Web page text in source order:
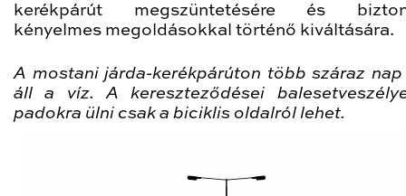
kerékpárút megszüntetésére és
kényelmes megoldásokkal történő kiváltására.
A mostani járda-kerékpárúton több száraz
áll a víz. A kereszteződései
padokra ülni csak a biciklis oldalról lehet.